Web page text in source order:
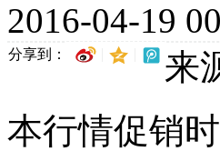
2016-04-19
分享到：
来
本行情促销